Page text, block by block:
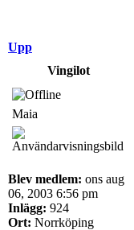
Upp
Vingilot
Maia
Blev medlem: ons aug
06, 2003 6:56 pm
Inlägg: 924
Ort: Norrköping